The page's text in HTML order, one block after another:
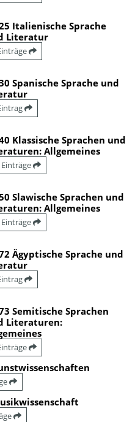
Italienische Sprache
Literatur
Spanische Sprache und
Klassische Sprachen und
Allgemeines
Slawische Sprachen und
Allgemeines
Einträge
Ägyptische Sprache und
Semitische Sprachen
Literaturen: